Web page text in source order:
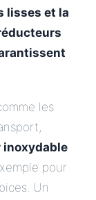
lisses et la
les
inoxydable
pour
Un